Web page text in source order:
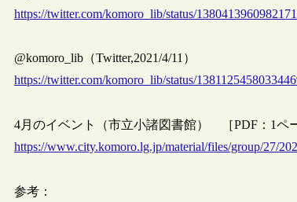
https://twitter.com/komoro_lib/status/
@komoro_lib（Twitter,2021/4/11）
https://twitter.com/komoro_lib/status/
4月のイベント（市立小諸図書館） ［PDF：1ペ
https://www.city.komoro.lg.jp/material/files/group/27/
参考：